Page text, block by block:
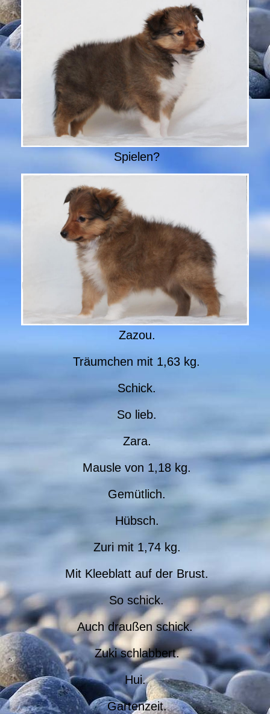
Spielen?
Zazou.
Träumchen mit 1,63 kg.
Schick.
So lieb.
Zara.
Mausle von 1,18 kg.
Gemütlich.
Hübsch.
Zuri mit 1,74 kg.
Mit Kleeblatt auf der Brust.
So schick.
Auch draußen schick.
Zuki schlabbert.
Hui.
Gartenzeit.